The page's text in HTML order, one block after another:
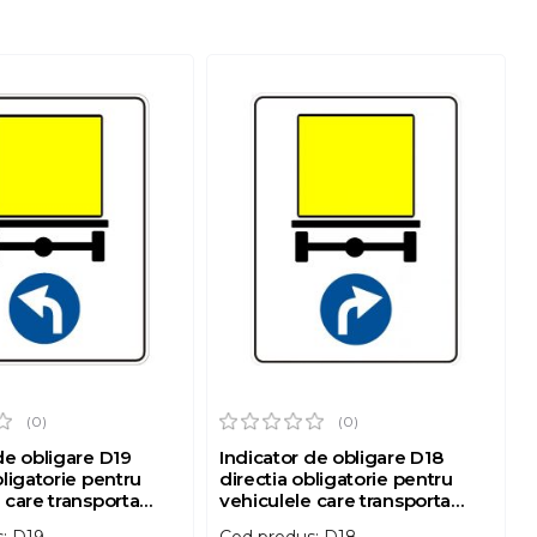
(0)
obligare D19
pentru
transporta
(0)
Indicator de obligare D18
directia obligatorie pentru
vehiculele care transporta